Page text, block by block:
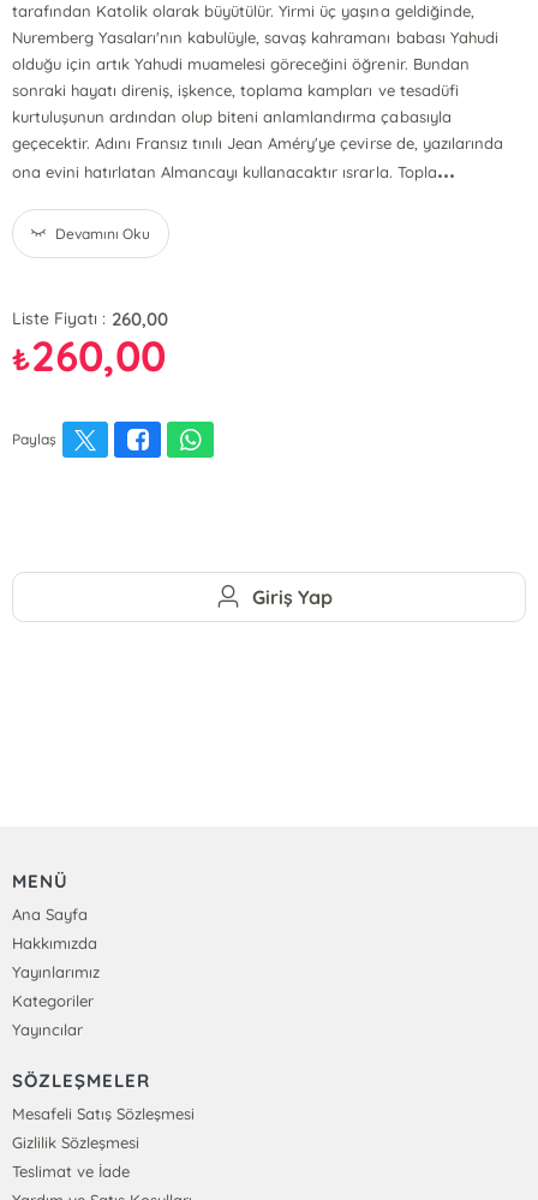
tarafından Katolik olarak büyütülür. Yirmi üç yaşına geldiğinde,
Nuremberg Yasaları'nın kabulüyle, savaş kahramanı babası Yahudi
olduğu için artık Yahudi muamelesi göreceğini öğrenir. Bundan
sonraki hayatı direniş, işkence, toplama kampları ve tesadüfi
kurtuluşunun ardından olup biteni anlamlandırma çabasıyla
geçecektir. Adını Fransız tınılı Jean Améry'ye çevirse de, yazılarında
ona evini hatırlatan Almancayı kullanacaktır ısrarla. Topla...
Devamını Oku
Liste Fiyatı : 260,00
₺260,00
Paylaş
Giriş Yap
MENÜ
Ana Sayfa
Hakkımızda
Yayınlarımız
Kategoriler
Yayıncılar
SÖZLEŞMELER
Mesafeli Satış Sözleşmesi
Gizlilik Sözleşmesi
Teslimat ve İade